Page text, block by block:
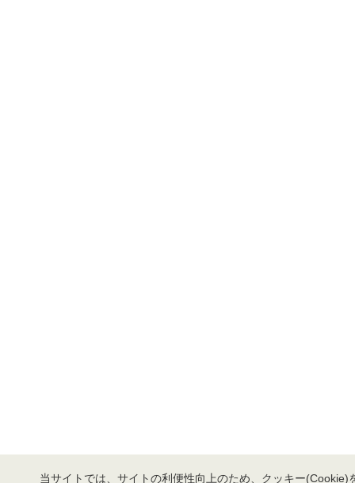
当サイトでは、サイトの利便性向上のため、クッキー